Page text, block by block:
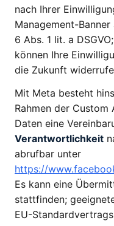
nach Ihrer
Management-
6 Abs. 1 lit. a
können Ihre
die Zukunft
Mit Meta besteht
Rahmen der
Daten eine
Verantwortlichkeit
abrufbar unter
https://
Es kann eine
stattfinden;
EU-